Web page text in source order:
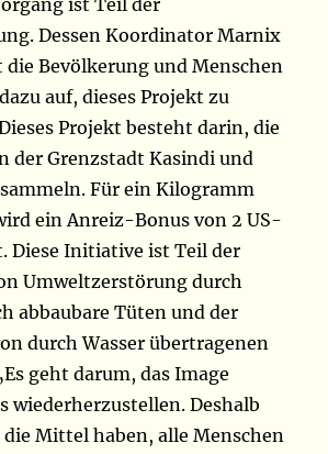
ist Teil der
Dessen Koordinator Marnix
Bevölkerung und Menschen
auf, dieses Projekt zu
Projekt besteht darin, die
der Grenzstadt Kasindi und
Für ein Kilogramm
ein Anreiz-Bonus von 2 US-
Diese Initiative ist Teil der
Umweltzerstörung durch
abbaubare Tüten und der
durch Wasser übertragenen
geht darum, das Image
wiederherzustellen. Deshalb
Mittel haben, alle Menschen